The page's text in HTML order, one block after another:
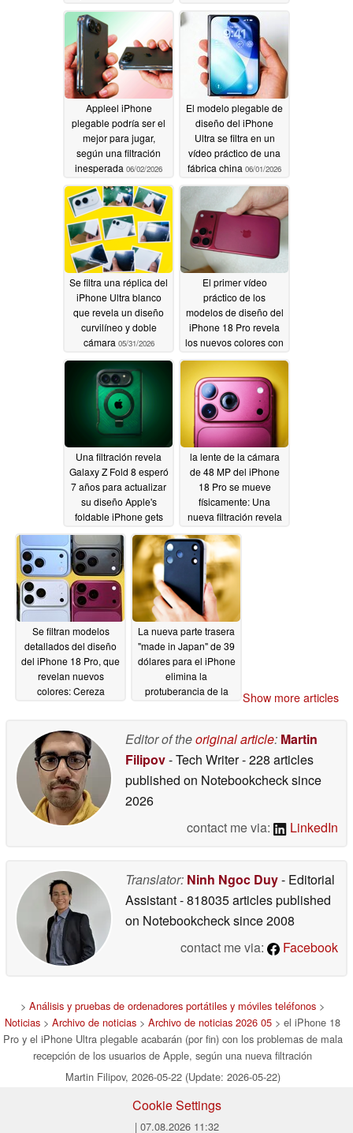
vibrantes
Appleel iPhone
plegable podría ser el
mejor para jugar,
según una filtración
inesperada 06/02/2026
El modelo plegable de
diseño del iPhone
Ultra se filtra en un
vídeo práctico de una
fábrica china 06/01/2026
Se filtra una réplica del
iPhone Ultra blanco
que revela un diseño
curvilíneo y doble
cámara 05/31/2026
El primer vídeo
práctico de los
modelos de diseño del
iPhone 18 Pro revela
los nuevos colores con
05/31/2026
Una filtración revela
Galaxy Z Fold 8 esperó
7 años para actualizar
su diseño Apple's
foldable iPhone gets
05/30/2026
la lente de la cámara
de 48 MP del iPhone
18 Pro se mueve
físicamente: Una
nueva filtración revela
pagando una fortuna
por la actualización
05/29/2026
Se filtran modelos
detallados del diseño
del iPhone 18 Pro, que
revelan nuevos
colores: Cereza
05/29/2026
La nueva parte trasera
"made in Japan" de 39
dólares para el iPhone
elimina la
protuberancia de la
Apple's05/28/2026
Show more articles
Editor of theoriginal article: Martin
Filipov- Tech Writer- 228 articles
published on Notebookchecksince
2026
contact me via:
LinkedIn
Translator: Ninh Ngoc Duy- Editorial
Assistant- 818035 articles published
on Notebookchecksince 2008
contact me via:
Facebook
> Análisis y pruebas de ordenadores portátiles y móviles teléfonos >
Noticias > Archivo de noticias > Archivo de noticias 2026 05 > el iPhone 18
Pro y el iPhone Ultra plegable acabarán (por fin) con los problemas de mala
recepción de los usuarios de Apple, según una nueva filtración
Martin Filipov, 2026-05-22 (Update: 2026-05-22)
Cookie Settings
| 07.08.2026 11:32